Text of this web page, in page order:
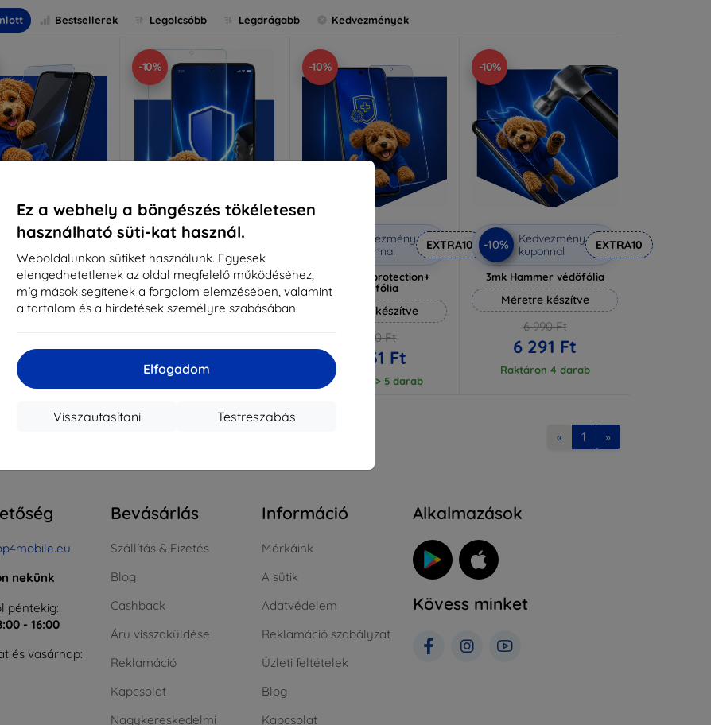
Ez a webhely a böngészés tökéletesen
használható süti-kat használ.
Weboldalunkon sütiket használunk. Egyesek
elengedhetetlenek az oldal megfelelő működéséhez,
míg mások segítenek a forgalom elemzésében, valamint
a tartalom és a hirdetések személyre szabásában.
Elfogadom
Testreszabás
Visszautasítani
Bestsellerek Legolcsóbb Legdrágabb Kedvezmények
Kedvezmény
kuponnal
Shock védőüveg
készítve
5 301 Ft
> 5 darab
-10%
Kedvezmény
kuponnal
3mk Pure Matt védőüveg
Méretre készítve
3 951 Ft
Raktáron > 5 darab
-10%
Kedvezmény
kuponnal
EXTRA10
3mk Silverprotection+
védőfólia
Méretre készítve
6 590 Ft
5 931 Ft
Raktáron > 5 darab
-10%
-10%
Kedvezmény
kuponnal
EXTRA10
3mk Hammer védőfólia
Méretre készítve
6 990 Ft
6 291 Ft
Raktáron 4 darab
« 1 »
nekünk
péntekig:
- 16:00
és vasárnap:
Bevásárlás
Szállítás & Fizetés
Blog
Cashback
Áru visszaküldése
Reklamáció
Kapcsolat
Nagykereskedelmi
Információ
Márkáink
A sütik
Adatvédelem
Reklamáció szabályzat
Üzleti feltételek
Blog
Kapcsolat
Alkalmazások
Kövess minket